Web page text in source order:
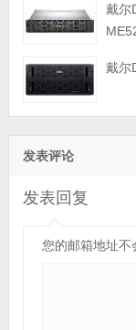
戴尔
戴尔
发表评论
发表回复
您的邮箱地址不